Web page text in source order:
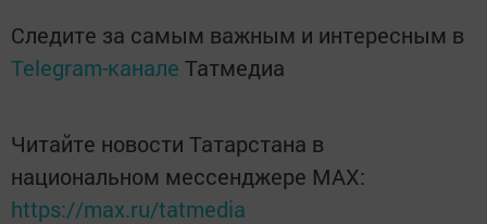
Следите за самым важным и интересным в
Telegram-канале Татмедиа
Читайте новости Татарстана в
национальном мессенджере MАХ:
https://max.ru/tatmedia